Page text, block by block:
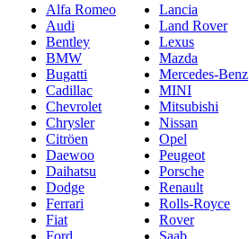
Alfa Romeo
Audi
Bentley
BMW
Bugatti
Cadillac
Chevrolet
Chrysler
Citröen
Daewoo
Daihatsu
Dodge
Ferrari
Fiat
Ford
Lancia
Land Rover
Lexus
Mazda
Mercedes-Benz
MINI
Mitsubishi
Nissan
Opel
Peugeot
Porsche
Renault
Rolls-Royce
Rover
Saab